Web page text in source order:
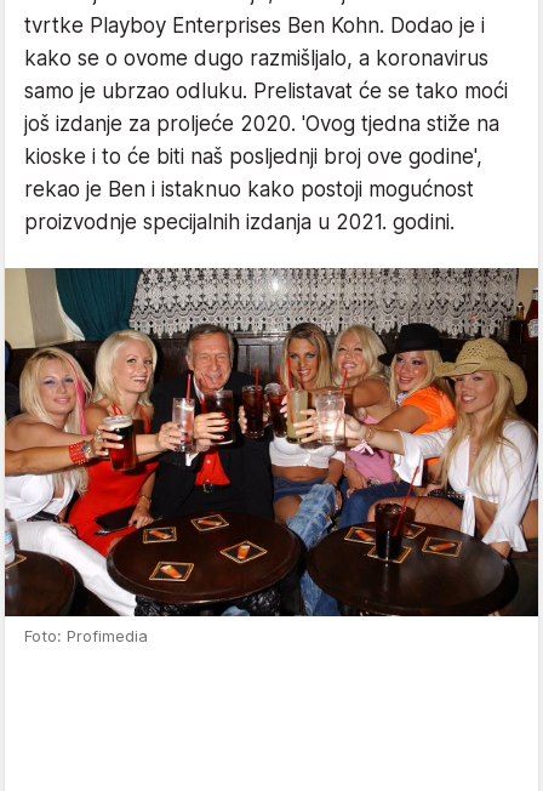
tvrtke Playboy Enterprises Ben Kohn. Dodao je i
kako se o ovome dugo razmišljalo, a koronavirus
samo je ubrzao odluku. Prelistavat će se tako moći
još izdanje za proljeće 2020. 'Ovog tjedna stiže na
kioske i to će biti naš posljednji broj ove godine',
rekao je Ben i istaknuo kako postoji mogućnost
proizvodnje specijalnih izdanja u 2021. godini.
Foto: Profimedia